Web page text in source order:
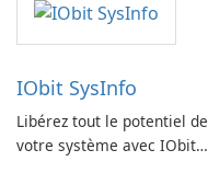
IObit SysInfo
Libérez tout le potentiel de
votre système avec IObit